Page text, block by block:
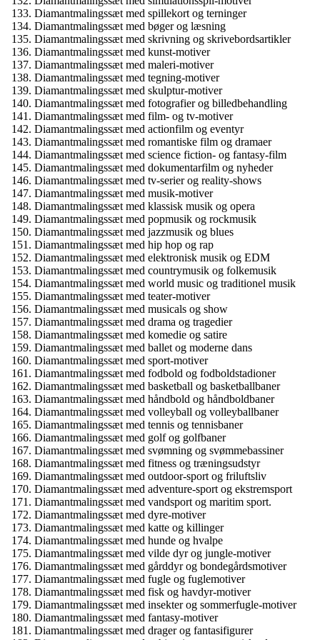
Diamantmalingssæt med spillekort og terninger
Diamantmalingssæt med bøger og læsning
Diamantmalingssæt med skrivning og skrivebordsartikler
Diamantmalingssæt med kunst-motiver
Diamantmalingssæt med maleri-motiver
Diamantmalingssæt med tegning-motiver
Diamantmalingssæt med skulptur-motiver
Diamantmalingssæt med fotografier og billedbehandling
Diamantmalingssæt med film- og tv-motiver
Diamantmalingssæt med actionfilm og eventyr
Diamantmalingssæt med romantiske film og dramaer
Diamantmalingssæt med science fiction- og fantasy-film
Diamantmalingssæt med dokumentarfilm og nyheder
Diamantmalingssæt med tv-serier og reality-shows
Diamantmalingssæt med musik-motiver
Diamantmalingssæt med klassisk musik og opera
Diamantmalingssæt med popmusik og rockmusik
Diamantmalingssæt med jazzmusik og blues
Diamantmalingssæt med hip hop og rap
Diamantmalingssæt med elektronisk musik og EDM
Diamantmalingssæt med countrymusik og folkemusik
Diamantmalingssæt med world music og traditionel musik
Diamantmalingssæt med teater-motiver
Diamantmalingssæt med musicals og show
Diamantmalingssæt med drama og tragedier
Diamantmalingssæt med komedie og satire
Diamantmalingssæt med ballet og moderne dans
Diamantmalingssæt med sport-motiver
Diamantmalingssæt med fodbold og fodboldstadioner
Diamantmalingssæt med basketball og basketballbaner
Diamantmalingssæt med håndbold og håndboldbaner
Diamantmalingssæt med volleyball og volleyballbaner
Diamantmalingssæt med tennis og tennisbaner
Diamantmalingssæt med golf og golfbaner
Diamantmalingssæt med svømning og svømmebassiner
Diamantmalingssæt med fitness og træningsudstyr
Diamantmalingssæt med outdoor-sport og friluftsliv
Diamantmalingssæt med adventure-sport og ekstremsport
Diamantmalingssæt med vandsport og maritim sport.
Diamantmalingssæt med dyre-motiver
Diamantmalingssæt med katte og killinger
Diamantmalingssæt med hunde og hvalpe
Diamantmalingssæt med vilde dyr og jungle-motiver
Diamantmalingssæt med gårddyr og bondegårdsmotiver
Diamantmalingssæt med fugle og fuglemotiver
Diamantmalingssæt med fisk og havdyr-motiver
Diamantmalingssæt med insekter og sommerfugle-motiver
Diamantmalingssæt med fantasy-motiver
Diamantmalingssæt med drager og fantasifigurer